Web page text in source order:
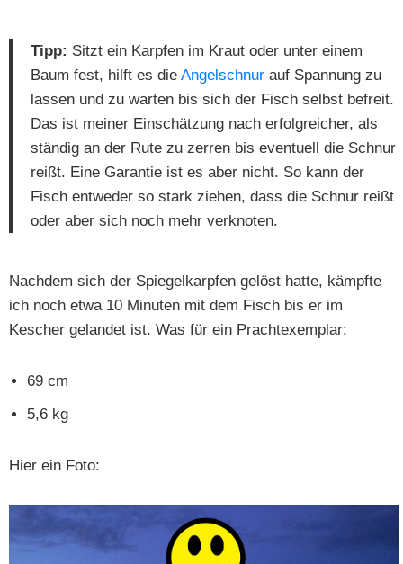
Tipp: Sitzt ein Karpfen im Kraut oder unter einem
Baum fest, hilft es die Angelschnur auf Spannung zu
lassen und zu warten bis sich der Fisch selbst befreit.
Das ist meiner Einschätzung nach erfolgreicher, als
ständig an der Rute zu zerren bis eventuell die Schnur
reißt. Eine Garantie ist es aber nicht. So kann der
Fisch entweder so stark ziehen, dass die Schnur reißt
oder aber sich noch mehr verknoten.
Nachdem sich der Spiegelkarpfen gelöst hatte, kämpfte
ich noch etwa 10 Minuten mit dem Fisch bis er im
Kescher gelandet ist. Was für ein Prachtexemplar:
69 cm
5,6 kg
Hier ein Foto: